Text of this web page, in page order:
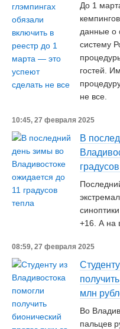
До 1
данные о
систему
гостей.
не все.
10:45, 27 февраля 2025
В
+16. А на
08:59, 27 февраля 2025
млн
Во
пальцев